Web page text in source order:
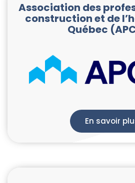
Association des
construction et de
Québec
En savoir